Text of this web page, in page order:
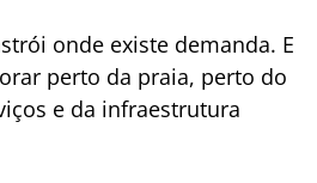
onde existe demanda. E
perto da praia, perto do
e da infraestrutura